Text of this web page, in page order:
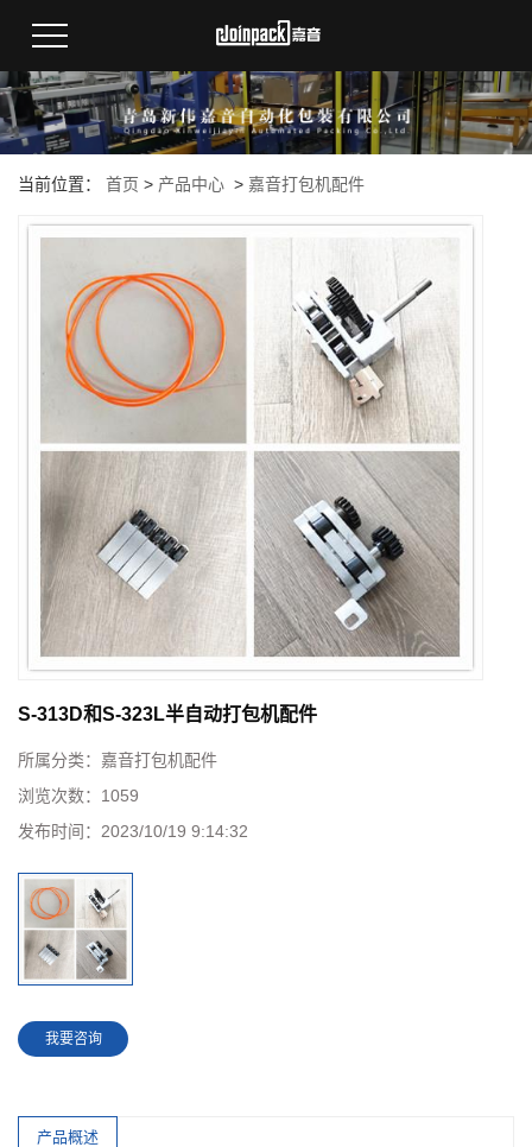
当前位置： 首页 > 产品中心 > 嘉音打包机配件
S-313D和S-323L半自动打包机配件
所属分类： 嘉音打包机配件
浏览次数： 1059
发布时间： 2023/10/19 9:14:32
我要咨询
产品概述